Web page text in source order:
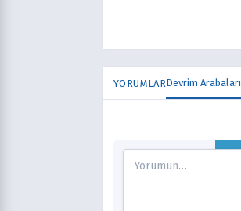
YORUMLARDevrim Arabaları